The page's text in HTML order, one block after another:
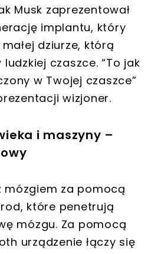
Musk zaprezentował
implantu, który
dziurze, którą
czaszce. “To jak
w Twojej czaszce”
wizjoner.
i maszyny –
mózgiem za pomocą
które penetrują
mózgu. Za pomocą
urządzenie łączy się